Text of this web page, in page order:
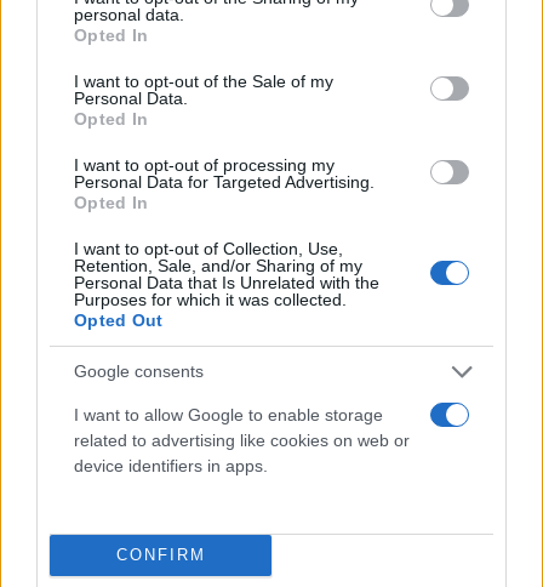
grant or deny consent to Google and its third-party tags to
use your data for below specified purposes in below Google
consent section.
personal data.
Opted In
I want to opt-out of the Sale of my
Personal Data.
Opted In
I want to opt-out of processing my
Personal Data for Targeted Advertising.
Opted In
I want to opt-out of Collection, Use,
Retention, Sale, and/or Sharing of my
Personal Data that Is Unrelated with the
Purposes for which it was collected.
Opted Out
Google consents
I want to allow Google to enable storage
related to advertising like cookies on web or
device identifiers in apps.
CONFIRM
Τι λένε τα άστρα για τον Φεβρουάριο - Οι
προβλέψεις της Αθηνάς Βαγενά